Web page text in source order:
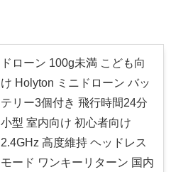
ドローン 100g未満 こども向
け Holyton ミニドローン バッ
テリー3個付き 飛行時間24分
小型 室内向け 初心者向け
2.4GHz 高度維持 ヘッドレス
モード ワンキーリターン 国内